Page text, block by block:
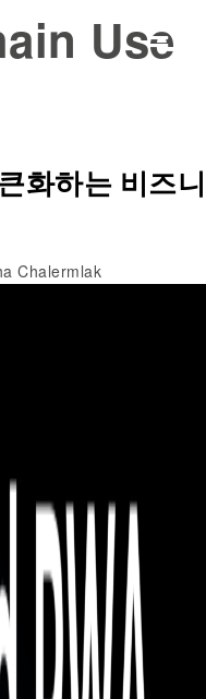
Use
화하는 비즈니
Chalermlak